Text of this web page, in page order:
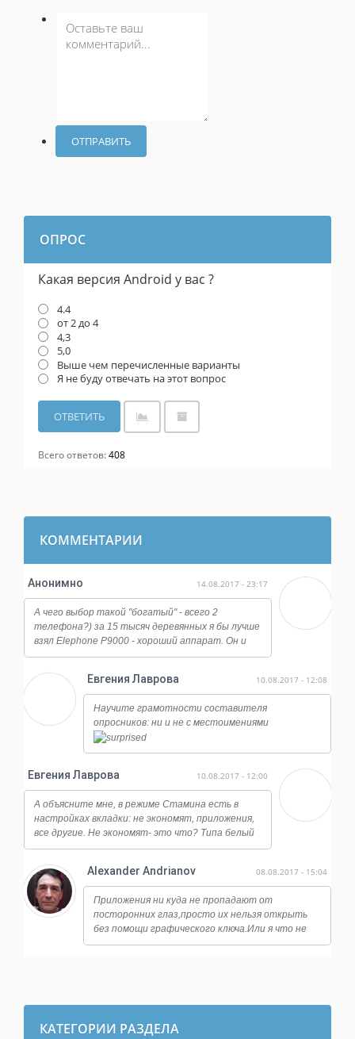
ОТПРАВИТЬ
ОПРОС
Какая версия Android у вас ?
4.4
от 2 до 4
4,3
5,0
Выше чем перечисленные варианты
Я не буду отвечать на этот вопрос
Всего ответов:408
КОММЕНТАРИИ
Анонимно 14.08.2017 - 23:17
А чего выбор такой "богатый" - всего 2
телефона?) за 15 тысяч деревянных я бы лучше
взял Elephone P9000 - хороший аппарат. Он и
работает ничуть не хуже, и камера у него
отличается от всех этих сяоми и мейзу по
дизайну, смотрится намного дороже.
Евгения Лаврова 10.08.2017 - 12:08
Научите грамотности составителя
опросников: ни и не с местоимениями
Евгения Лаврова 10.08.2017 - 12:00
А объясните мне, в режиме Стамина есть в
настройках вкладки: не экономят, приложения,
все другие. Не экономят- это что? Типа белый
список?
Alexander Andrianov 08.08.2017 - 15:04
Приложения ни куда не пропадают от
посторонних глаз,просто их нельзя открыть
без помощи графического ключа.Или я что не
так понял? У меня стоит замок на банковских
КАТЕГОРИИ РАЗДЕЛА